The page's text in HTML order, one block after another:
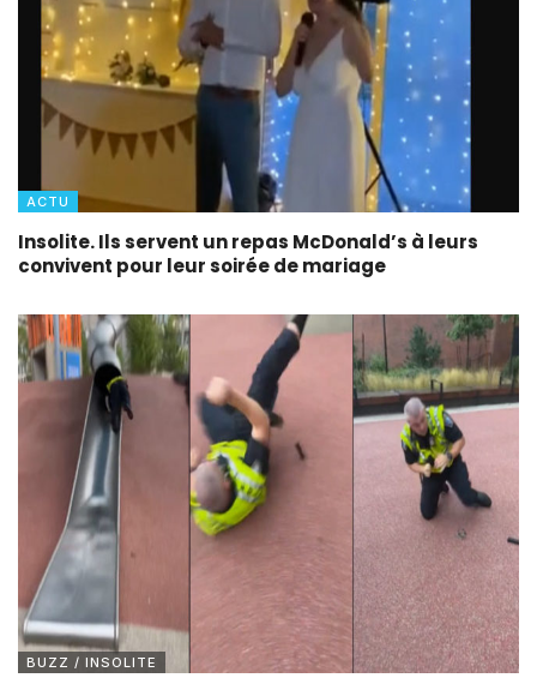
ACTU
Insolite. Ils servent un repas McDonald’s à leurs
convivent pour leur soirée de mariage
BUZZ / INSOLITE